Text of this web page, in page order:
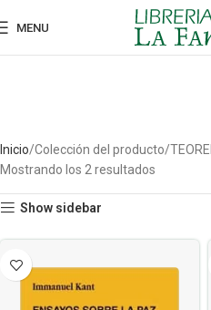
MENU
Inicio Colección del producto
Mostrando los 2 resultados
Show sidebar